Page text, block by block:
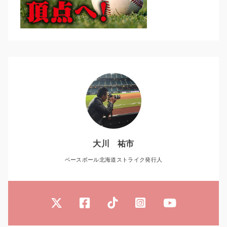
大川 祐市
ベースボール北海道ストライク発行人